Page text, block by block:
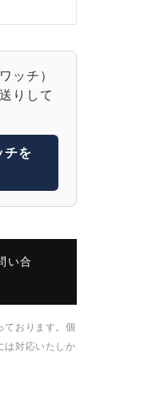
ッチ）
りして
チを
い合
おります。個
は対応いたしか